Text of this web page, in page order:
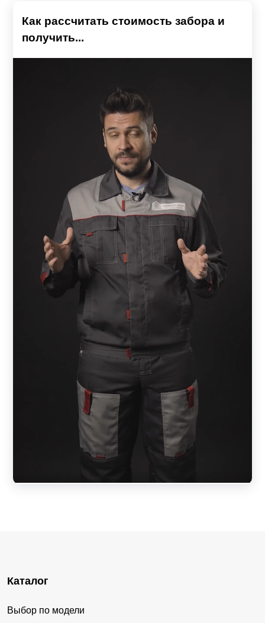
Как рассчитать стоимость забора и
получить...
Каталог
Выбор по модели